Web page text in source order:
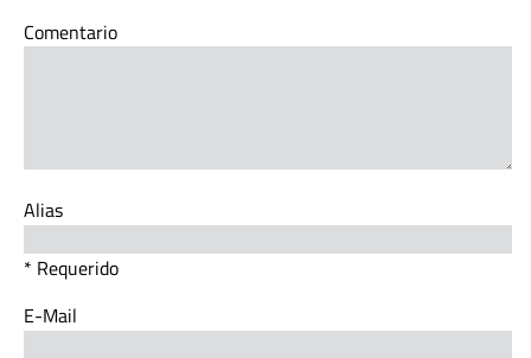
Comentario
Alias
* Requerido
E-Mail